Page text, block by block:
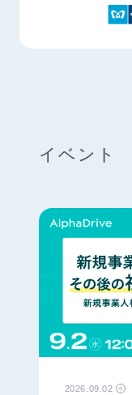
イベント
2026.09.02 水